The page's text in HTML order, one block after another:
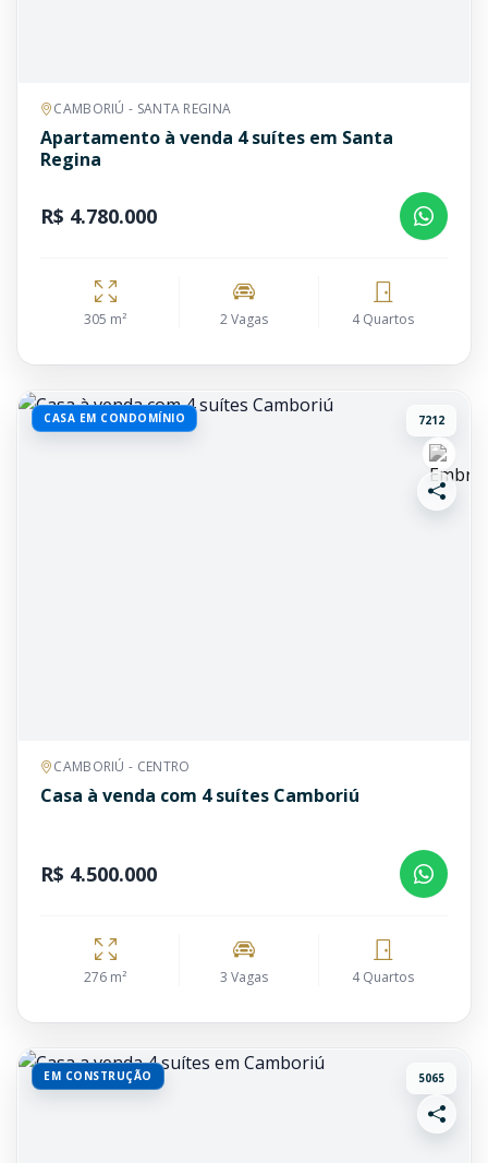
CAMBORIÚ - SANTA REGINA
Apartamento à venda 4 suítes em Santa
Regina
R$ 4.780.000
305 m² 2 Vagas 4 Quartos
CASA EM CONDOMÍNIO 7212
CAMBORIÚ - CENTRO
Casa à venda com 4 suítes Camboriú
R$ 4.500.000
276 m² 3 Vagas 4 Quartos
EM CONSTRUÇÃO 5065